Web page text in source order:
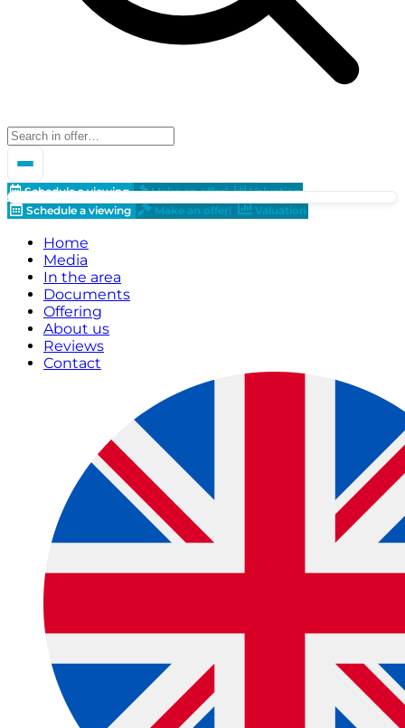
Schedule a viewing Make an offer!
Valuation
Schedule a viewing
Make an offer! Valuation
Home
Media
In the area
Documents
Offering
About us
Reviews
Contact